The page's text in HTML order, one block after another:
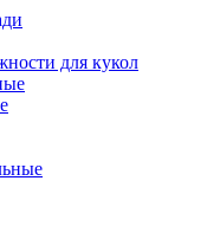
для кукол